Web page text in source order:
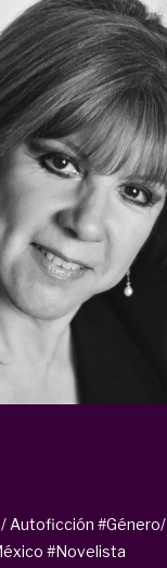
Autoficción #Género/
#Novelista